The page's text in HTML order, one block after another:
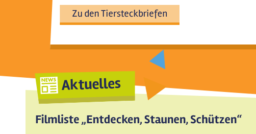
Zu den Tiersteckbriefen
Aktuelles
Filmliste „Entdecken, Staunen, Schützen“